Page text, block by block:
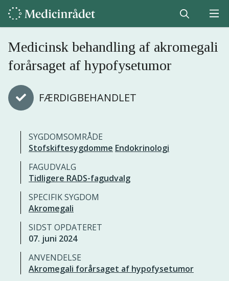
Medicinsk behandling af akromegali
forårsaget af hypofysetumor
FÆRDIGBEHANDLET
SYGDOMSOMRÅDE
Stofskiftesygdomme Endokrinologi
FAGUDVALG
Tidligere RADS-fagudvalg
SPECIFIK SYGDOM
Akromegali
SIDST OPDATERET
07. juni 2024
ANVENDELSE
Akromegali forårsaget af hypofysetumor